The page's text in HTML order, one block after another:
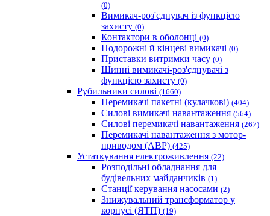
(0)
Вимикач-роз'єднувач із функцією
захисту (0)
Контактори в оболонці (0)
Подорожні й кінцеві вимикачі (0)
Приставки витримки часу (0)
Шинні вимикачі-роз'єднувачі з
функцією захисту (0)
Рубильники силові (1660)
Перемикачі пакетні (кулачкові) (404)
Силові вимикачі навантаження (564)
Cилові перемикачі навантаження (267)
Перемикачі навантаження з мотор-
приводом (АВР) (425)
Устаткування електроживлення (22)
Розподільні обладнання для
будівельних майданчиків (1)
Станції керування насосами (2)
Знижувальний трансформатор у
корпусі (ЯТП) (19)